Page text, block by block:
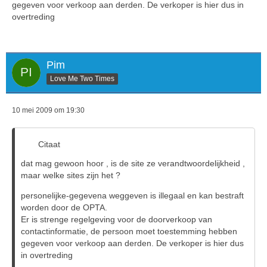
gegeven voor verkoop aan derden. De verkoper is hier dus in
overtreding
Pim
Love Me Two Times
10 mei 2009 om 19:30
Citaat
dat mag gewoon hoor , is de site ze verandtwoordelijkheid ,
maar welke sites zijn het ?
personelijke-gegevena weggeven is illegaal en kan bestraft
worden door de OPTA.
Er is strenge regelgeving voor de doorverkoop van
contactinformatie, de persoon moet toestemming hebben
gegeven voor verkoop aan derden. De verkoper is hier dus
in overtreding